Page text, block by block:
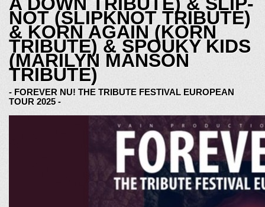
NOT (SLIPKNOT TRIBUTE)
& KORN AGAIN (KORN
TRIBUTE) & SPOUKY KIDS
(MARILYN MANSON
TRIBUTE)
- FOREVER NU! THE TRIBUTE FESTIVAL EUROPEAN
TOUR 2025 -